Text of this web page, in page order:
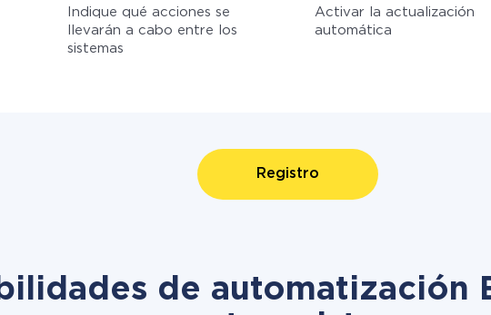
Indique qué acciones se
llevarán a cabo entre los
sistemas
Activar la actualización
automática
Registro
de automatización